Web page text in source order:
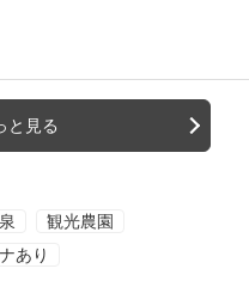
と見る
観光農園
あり